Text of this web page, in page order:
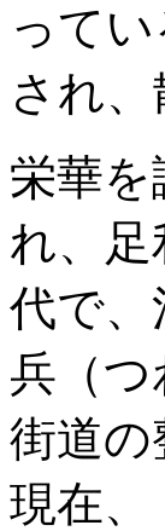
って
され
栄華
れ、
代で
兵（
街道
現在、